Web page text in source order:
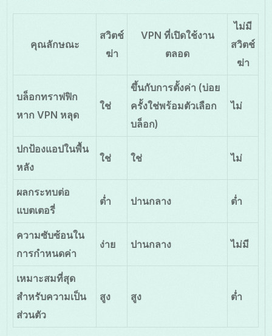
คุณลักษณะ
สวิตช์
ฆ่า
VPN ที่เปิดใช้งาน
ตลอด
ไม่มี
สวิตช์
ฆ่า
บล็อกทราฟฟิก
หาก VPN หลุด
ใช่
ขึ้นกับการตั้งค่า (บ่อย
ครั้งใช่พร้อมตัวเลือก
บล็อก)
ไม่
ปกป้องแอปในพื้น
หลัง
ใช่ ใช่ ไม่
ผลกระทบต่อ
แบตเตอรี่
ต่ำ ปานกลาง ต่ำ
ความซับซ้อนใน
การกำหนดค่า
ง่าย ปานกลาง ไม่มี
เหมาะสมที่สุด
สำหรับความเป็น
ส่วนตัว
สูง สูง ต่ำ